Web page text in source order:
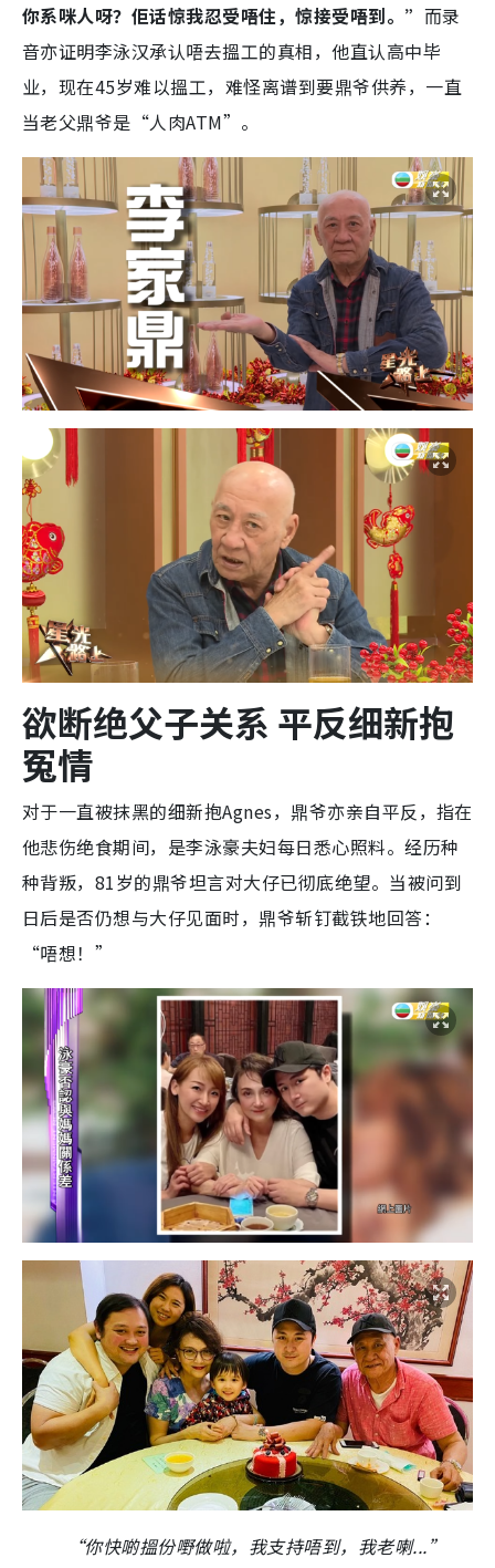
你系咪人呀？佢话惊我忍受唔住，惊接受唔到。” 而录
音亦证明李泳汉承认唔去搵工的真相，他直认高中毕
业，现在45岁难以搵工，难怪离谱到要鼎爷供养，一直
当老父鼎爷是“人肉ATM”。
欲断绝父子关系 平反细新抱
冤情
对于一直被抹黑的细新抱Agnes，鼎爷亦亲自平反，指在
他悲伤绝食期间，是李泳豪夫妇每日悉心照料。经历种
种背叛，81岁的鼎爷坦言对大仔已彻底绝望。当被问到
日后是否仍想与大仔见面时，鼎爷斩钉截铁地回答：
“唔想！”
“你快啲搵份嘢做啦，我支持唔到，我老喇...”